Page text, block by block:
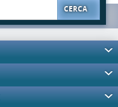
CERCA